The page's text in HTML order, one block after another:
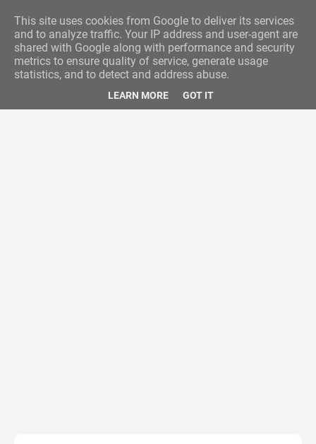
This site uses cookies from Google to deliver its services
and to analyze traffic. Your IP address and user-agent are
shared with Google along with performance and security
metrics to ensure quality of service, generate usage
statistics, and to detect and address abuse.
LEARN MORE GOT IT